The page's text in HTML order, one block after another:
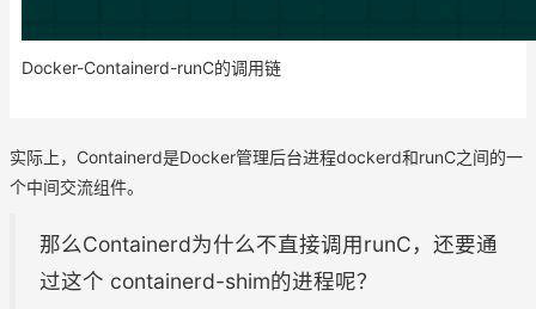
Docker-Containerd-runC的调用链
实际上，Containerd是Docker管理后台进程dockerd和runC之间的一
个中间交流组件。
那么Containerd为什么不直接调用runC，还要通
过这个 containerd-shim的进程呢？